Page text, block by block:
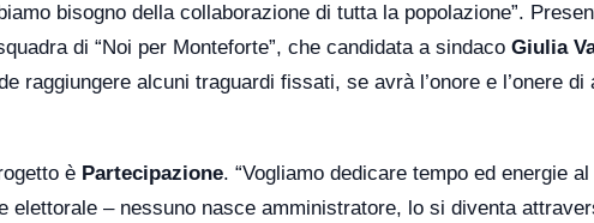
bisogno della collaborazione di tutta la popolazione”.
di “Noi per Monteforte”, che candidata a sindaco Giulia
raggiungere alcuni traguardi fissati, se avrà l’onore e l’onere
è Partecipazione. “Vogliamo dedicare tempo ed energie
elettorale – nessuno nasce amministratore, lo si diventa